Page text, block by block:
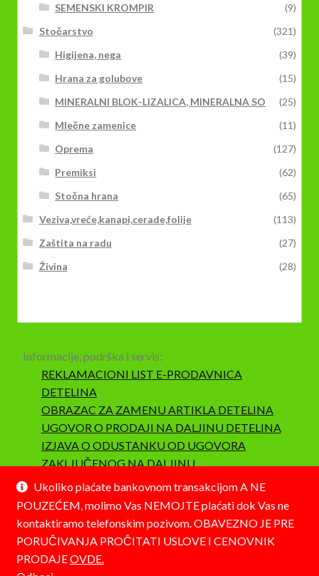
Ukoliko plaćate bankovnom transakcijom A NE
POUZEĆEM, molimo Vas NEMOJTE plaćati dok Vas ne
kontaktiramo telefonskim pozivom. OBAVEZNO JE PRE
PORUČIVANJA PROČITATI USLOVE I CENOVNIK
PRODAJEOVDE.
SEMENSKI KROMPIR
(9)
Stočarstvo
(321)
Higijena, nega
(39)
Hrana za golubove
(15)
MINERALNI BLOK-LIZALICA, MINERALNA SO
(25)
Mlečne zamenice
(11)
Oprema
(127)
Premiksi
(62)
Stočna hrana
(65)
Veziva,vreće,kanapi,cerade,folije
(113)
Zaštita na radu
(27)
Živina
(28)
Informacije, podrška i servis:
REKLAMACIONI LIST E-PRODAVNICA
DETELINA
OBRAZAC ZA ZAMENU ARTIKLA DETELINA
UGOVOR O PRODAJI NA DALJINU DETELINA
IZJAVA O ODUSTANKU OD UGOVORA
ZAKLJUČENOG NA DALJINU
SAOBRAZNOST I REKLAMACIJA
© Detelina 2026